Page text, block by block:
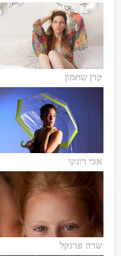
קרן שחמון
אבי רונקו
שרה פרנקל